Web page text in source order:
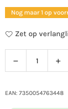
prijs
Nog maar 1 op
Zet op
Hoeveelheid
Verlaag
de
voor
de
EAN: 7350054763448